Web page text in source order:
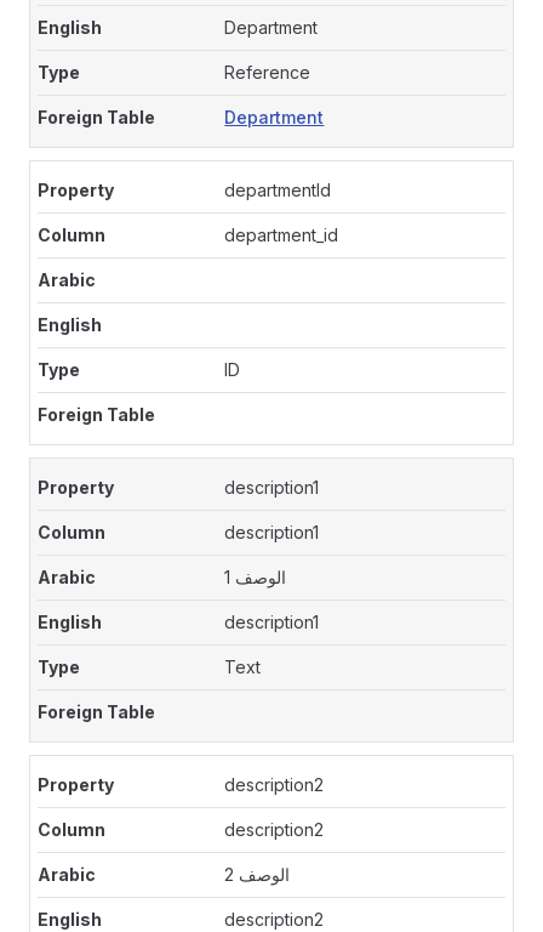
Department
Reference
Department
departmentId
department_id
ID
description1
description1
الوصف 1
description1
Text
description2
description2
الوصف 2
description2